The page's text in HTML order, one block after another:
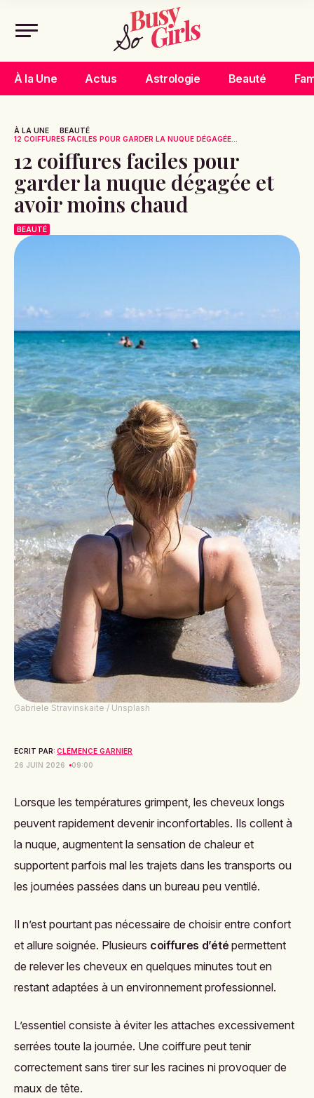
À la Une Actus Astrologie Beauté
À LA UNE
BEAUTÉ
12 COIFFURES FACILES POUR GARDER LA NUQUE DÉGAGÉE...
12 coiffures faciles pour
garder la nuque dégagée et
avoir moins chaud
BEAUTÉ
Gabriele Stravinskaite / Unsplash
ECRIT PAR: CLÉMENCE GARNIER
26 JUIN 2026
09:00
Lorsque les températures grimpent, les cheveux longs
peuvent rapidement devenir inconfortables. Ils collent à
la nuque, augmentent la sensation de chaleur et
supportent parfois mal les trajets dans les transports ou
les journées passées dans un bureau peu ventilé.
Il n’est pourtant pas nécessaire de choisir entre confort
et allure soignée. Plusieurs coiffures d’été permettent
de relever les cheveux en quelques minutes tout en
restant adaptées à un environnement professionnel.
L’essentiel consiste à éviter les attaches excessivement
serrées toute la journée. Une coiffure peut tenir
correctement sans tirer sur les racines ni provoquer de
maux de tête.